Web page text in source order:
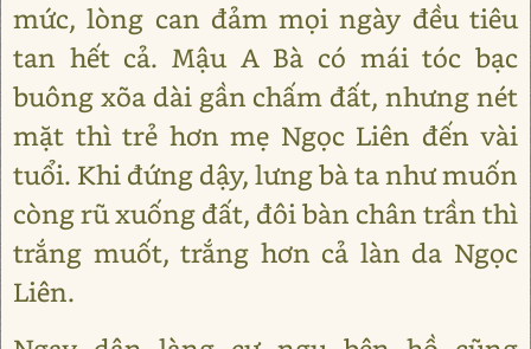
mức, lòng can đảm mọi ngày đều tiêu
tan hết cả. Mậu A Bà có mái tóc bạc
buông xõa dài gần chấm đất, nhưng nét
mặt thì trẻ hơn mẹ Ngọc Liên đến vài
tuổi. Khi đứng dậy, lưng bà ta như muốn
còng rũ xuống đất, đôi bàn chân trần thì
trắng muốt, trắng hơn cả làn da Ngọc
Liên.